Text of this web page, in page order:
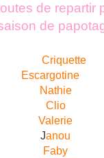
de repartir
de
Criquette
Escargotine
Nathie
Clio
Valerie
Janou
Faby